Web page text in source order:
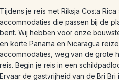
Tijdens je reis met Riksja Costa
accommodaties die passen bij de
bent. Wij hebben voor onze
en korte Panama en Nicaragua
accommodaties, weg van de grote
reis. Begin je reis in een
Ervaar de gastvrijheid van de Bri